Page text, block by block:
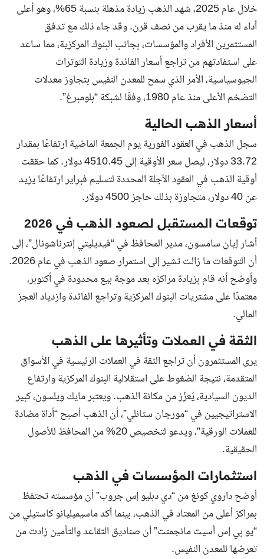
خلال عام 2025، شهد الذهب زيادة مذهلة بنسبة 65%، وهو أعلى
أداء له منذ ما يقرب من نصف قرن. وقد جاء ذلك مع تدفق
المستثمرين الأفراد والمؤسسات، بجانب البنوك المركزية، مما ساعد
على استفادتهم من تراجع أسعار الفائدة وزيادة التوترات
الجيوسياسية، الأمر الذي سمح للمعدن النفيس بتجاوز معدلات
التضخم الأعلى منذ عام 1980، وفقًا لشبكة “بلومبرغ”.
أسعار الذهب الحالية
سجل الذهب في العقود الفورية يوم الجمعة الماضية ارتفاعًا بمقدار
33.72 دولار، ليصل سعر الأوقية إلى 4510.45 دولار. كما حققت
أوقية الذهب في العقود الآجلة المحددة لتسليم فبراير ارتفاعًا يزيد
عن 40 دولار، متجاوزة بذلك حاجز 4500 دولار.
توقعات المستقبل لصعود الذهب في 2026
أشار إيان سامسون، مدير المحافظ في “فيديليتي إنترناشونال”، إلى
أن التوقعات ما زالت تشير إلى استمرار صعود الذهب في عام 2026.
وأوضح أنه قام بزيادة مراكزه بعد موجة بيع محدودة في أكتوبر،
معتمدًا على مشتريات البنوك المركزية وتراجع الفائدة وازدياد العجز
المالي.
الثقة في العملات وتأثيرها على الذهب
يرى المستثمرون أن تراجع الثقة في العملات الرئيسية في الأسواق
المتقدمة، نتيجة الضغوط على استقلالية البنوك المركزية وارتفاع
الديون السيادية، يُعزّز من مكانة الذهب. ويعتبر مايك ويلسون، كبير
الاستراتيجيين في “مورجان ستانلي”، أن الذهب أصبح “أداة مضادة
للعملات الورقية”، ويدعو لتخصيص 20% من المحافظ للأصول
الحقيقية.
استثمارات المؤسسات في الذهب
أوضح داروي كونغ من “دي دبليو إس جروب” أن مؤسسته تحتفظ
بمراكز أعلى من المعتاد في الذهب، بينما أكد ماسيميليانو كاستيلي من
“يو بي إس أسيت مانجمنت” أن صناديق التقاعد والتأمين زادت من
تعرضها للمعدن النفيس.